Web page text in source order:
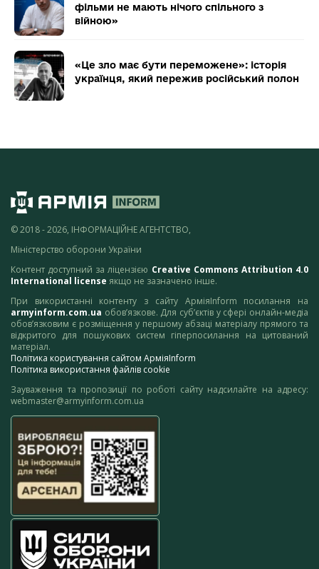
фільми не мають нічого спільного з
війною»
«Це зло має бути переможене»: історія
українця, який пережив російський полон
© 2018 - 2026, ІНФОРМАЦІЙНЕ АГЕНТСТВО,
Міністерство оборони України
Контент доступний за ліцензією Creative Commons Attribution 4.0
International license якщо не зазначено інше.
При використанні контенту з сайту АрміяInform посилання на
armyinform.com.ua обов’язкове. Для суб’єктів у сфері онлайн-медіа
обов’язковим є розміщення у першому абзаці матеріалу прямого та
відкритого для пошукових систем гіперпосилання на цитований
матеріал.
Політика користування сайтом АрміяInform
Політика використання файлів cookie
Зауваження та пропозиції по роботі сайту надсилайте на адресу:
webmaster@armyinform.com.ua